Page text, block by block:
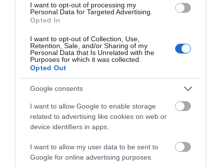
I want to opt-out of processing my
Personal Data for Targeted Advertising.
Opted In
I want to opt-out of Collection, Use,
Retention, Sale, and/or Sharing of my
Personal Data that Is Unrelated with the
Purposes for which it was collected.
Opted Out
Google consents
I want to allow Google to enable storage
related to advertising like cookies on web or
device identifiers in apps.
I want to allow my user data to be sent to
Google for online advertising purposes.
08/08/2026
ΧΩΡΟΤΑΞΙΚΟ ΓΙΑ ΤΟΝ
ΤΟΥΡΙΣΜΟ: Η φέρουσα
ΛΙΜΕΝΑΡΧΕΙΟ ΑΝΔΡΟΥ:
Προσοχή από την Κυριακή
μελτέμια
08/08/2026